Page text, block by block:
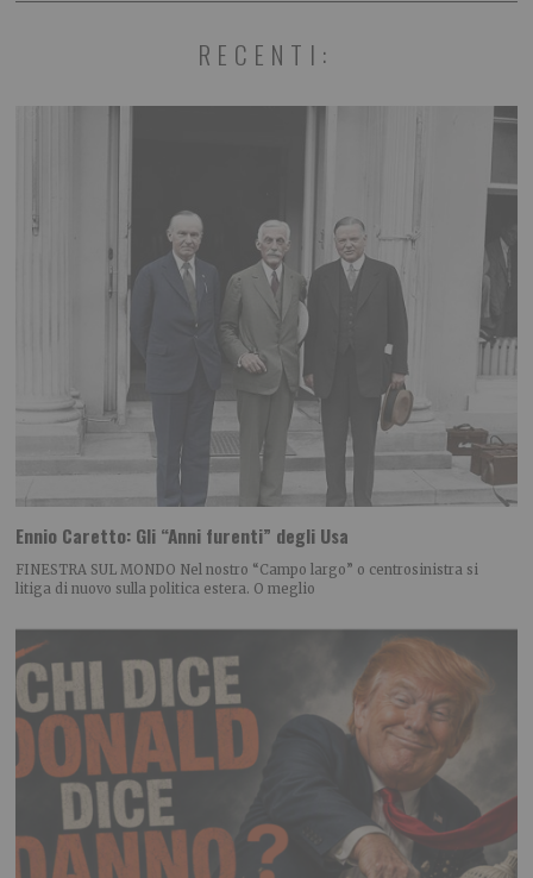
RECENTI:
Ennio Caretto: Gli “Anni furenti” degli Usa
FINESTRA SUL MONDO Nel nostro “Campo largo” o centrosinistra si
litiga di nuovo sulla politica estera. O meglio